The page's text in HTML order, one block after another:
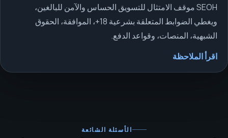
SEOH موقف الامتثال للتسويق الحساس والآمن للبالغين،
ويغطي الضوابط المتعلقة بشرعية 18+، الموافقة، الحقوق
الشبهية، المنصات، وقواعد الدفع.
اقرأ الملاحظة
الأسئلة الشائعة